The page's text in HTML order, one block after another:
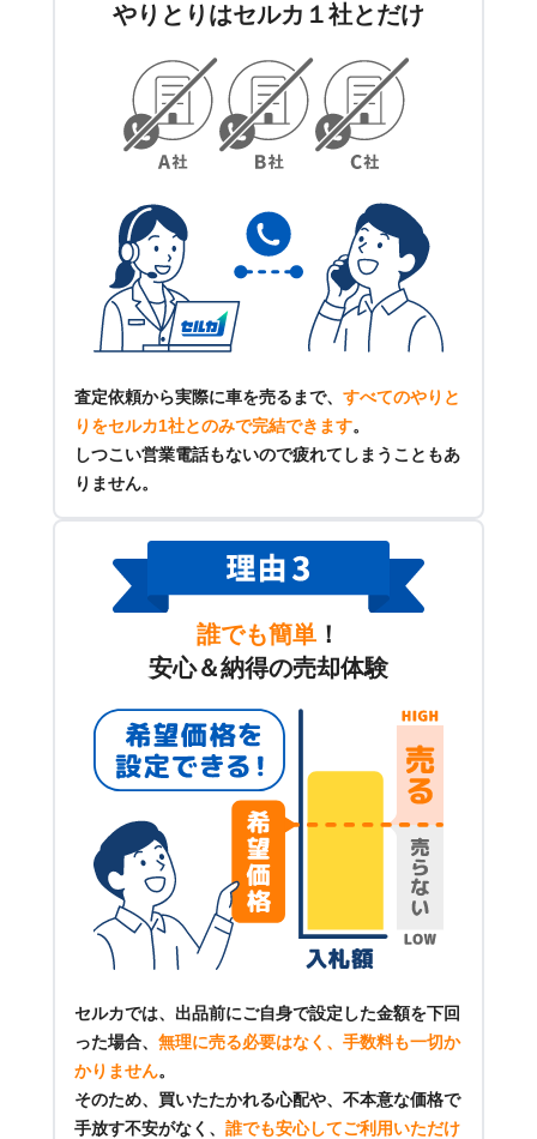
やりとりはセルカ１社とだけ
査定依頼から実際に車を売るまで、 すべてのやりと
りをセルカ1社とのみで完結できます。
しつこい営業電話もないので疲れてしまうこともあ
りません。
誰でも簡単 ！
安心＆納得の売却体験
セルカでは、出品前にご自身で設定した金額を下回
った場合、 無理に売る必要はなく、手数料も一切か
かりません。
そのため、買いたたかれる心配や、不本意な価格で
手放す不安がなく、 誰でも安心してご利用いただけ